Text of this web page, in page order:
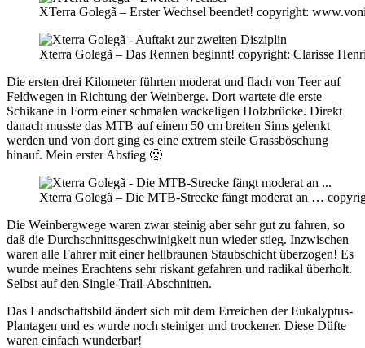
XTerra Golegã – Erster Wechsel beendet! copyright:
Xterra Golegã – Das Rennen beginnt! copyright: Clarisse
Die ersten drei Kilometer führten moderat und flach von Teer auf
Feldwegen in Richtung der Weinberge. Dort wartete die erste
Schikane in Form einer schmalen wackeligen Holzbrücke. Direkt
danach musste das MTB auf einem 50 cm breiten Sims gelenkt
werden und von dort ging es eine extrem steile Grassböschung
hinauf. Mein erster Abstieg 🙁
Xterra Golegã – Die MTB-Strecke fängt moderat an …
Die Weinbergwege waren zwar steinig aber sehr gut zu fahren, so
daß die Durchschnittsgeschwinigkeit nun wieder stieg. Inzwischen
waren alle Fahrer mit einer hellbraunen Staubschicht überzogen! Es
wurde meines Erachtens sehr riskant gefahren und radikal überholt.
Selbst auf den Single-Trail-Abschnitten.
Das Landschaftsbild ändert sich mit dem Erreichen der Eukalyptus-
Plantagen und es wurde noch steiniger und trockener. Diese Düfte
waren einfach wunderbar!